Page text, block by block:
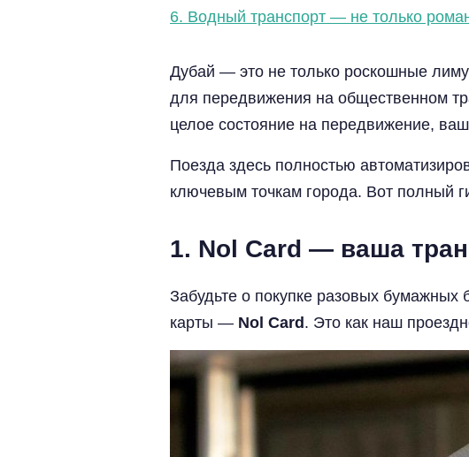
6. Водный транспорт — не только
Дубай — это не только роскошные
для передвижения на общественном
целое состояние на передвижение,
Поезда здесь полностью
ключевым точкам города. Вот полный
1. Nol Card — ваша
Забудьте о покупке разовых
карты — Nol Card . Это как наш